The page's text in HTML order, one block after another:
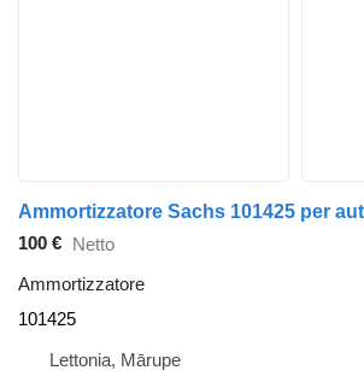
Ammortizzatore Sachs 101425 per
100 € Netto
Ammortizzatore
101425
Lettonia, Mārupe